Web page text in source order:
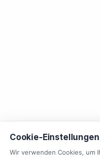
Cookie-Einstellungen
Wir verwenden Cookies, um